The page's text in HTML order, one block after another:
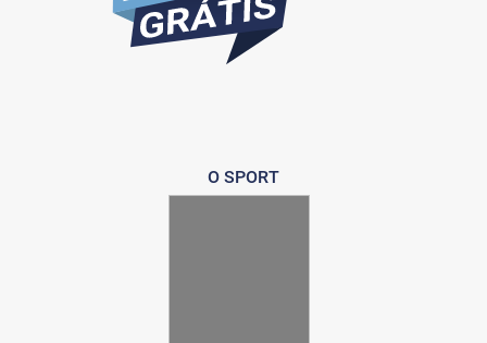
O SPORT